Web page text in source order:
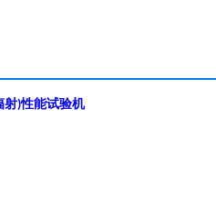
射)性能试验机